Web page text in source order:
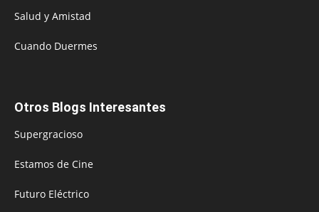
Salud y Amistad
Cuando Duermes
Otros Blogs Interesantes
Supergracioso
Estamos de Cine
Futuro Eléctrico